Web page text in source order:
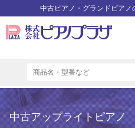
中古ピアノ・グランドピア
中古アップライトピアノ